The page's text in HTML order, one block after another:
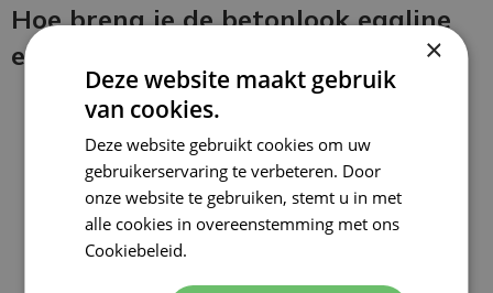
Hoe breng je de betonlook egaline
en coating aan:
×
Deze website maakt gebruik
van cookies.
Deze website gebruikt cookies om uw
gebruikerservaring te verbeteren. Door
onze website te gebruiken, stemt u in met
alle cookies in overeenstemming met ons
Cookiebeleid.